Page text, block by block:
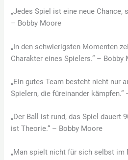
„Jedes Spiel ist eine neue Chance,
– Bobby Moore
„In den schwierigsten Momenten
Charakter eines Spielers.“ – Bobby
„Ein gutes Team besteht nicht nur
Spielern, die füreinander kämpfen.“
„Der Ball ist rund, das Spiel dauert
ist Theorie.“ – Bobby Moore
„Man spielt nicht für sich selbst im